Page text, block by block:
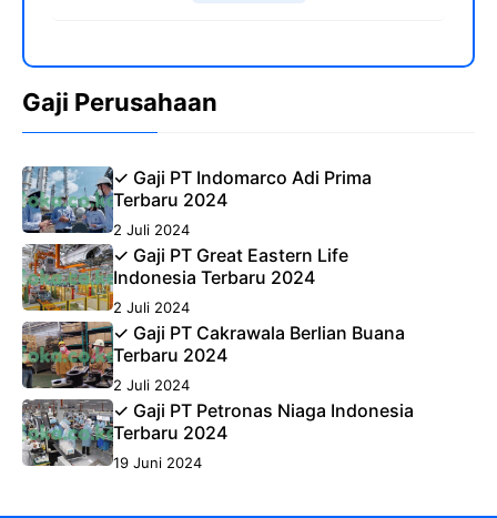
Gaji Perusahaan
✓ Gaji PT Indomarco Adi Prima
Terbaru 2024
2 Juli 2024
✓ Gaji PT Great Eastern Life
Indonesia Terbaru 2024
2 Juli 2024
✓ Gaji PT Cakrawala Berlian Buana
Terbaru 2024
2 Juli 2024
✓ Gaji PT Petronas Niaga Indonesia
Terbaru 2024
19 Juni 2024